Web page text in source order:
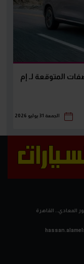
المتوقعة لـ إم
الجمعة 31 يوليو 2026